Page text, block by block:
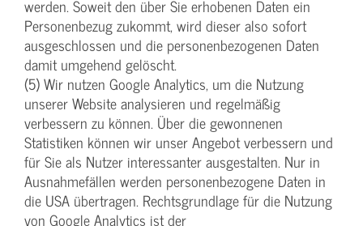
werden. Soweit den über Sie erhobenen Daten ein
Personenbezug zukommt, wird dieser also sofort
ausgeschlossen und die personenbezogenen Daten
damit umgehend gelöscht.
(5) Wir nutzen Google Analytics, um die Nutzung
unserer Website analysieren und regelmäßig
verbessern zu können. Über die gewonnenen
Statistiken können wir unser Angebot verbessern und
für Sie als Nutzer interessanter ausgestalten. Nur in
Ausnahmefällen werden personenbezogene Daten in
die USA übertragen. Rechtsgrundlage für die Nutzung
von Google Analytics ist der